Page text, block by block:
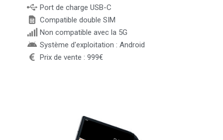
Port de charge USB-C
Compatible double SIM
Non compatible avec la 5G
Système d'exploitation : Android
Prix de vente : 999€